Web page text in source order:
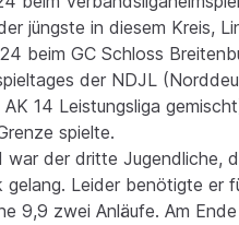
jüngste in diesem Kreis,
beim GC Schloss
der NDJL
AK 14 Leistungsliga
spielte.
war der dritte Jugendliche,
gelang. Leider benötigte er
9,9 zwei Anläufe. Am